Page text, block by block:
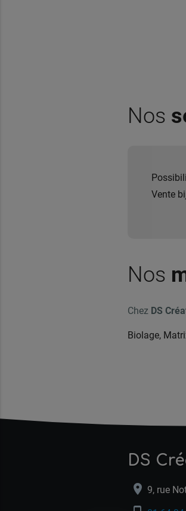
Nos
Vente
Nos
Chez DS
Biolage,
DS
location_on 9, rue